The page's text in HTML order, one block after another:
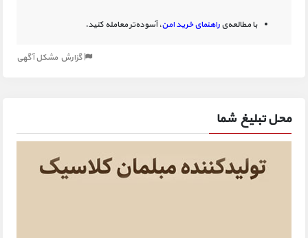
با مطالعه‌یراهنمای خرید امن، آسوده‌تر معامله کنید.
گزارش مشکل آگهی
محل تبلیغ شما